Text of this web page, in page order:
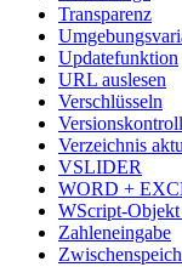
Transparenz
Updatefunktion
URL auslesen
Verschlüsseln
Verzeichnis
VSLIDER
WORD +
WScript-
Zahleneingabe